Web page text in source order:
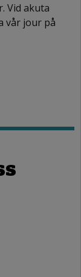
Vid akuta
vår jour på